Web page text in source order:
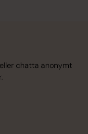
chatta anonymt